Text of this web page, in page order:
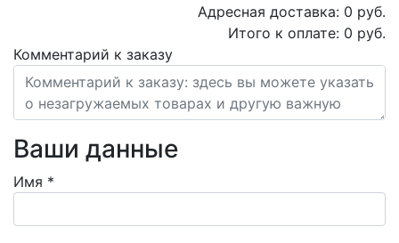
Адресная доставка: 0 руб.
Итого к оплате: 0 руб.
Комментарий к заказу
Ваши данные
Имя *